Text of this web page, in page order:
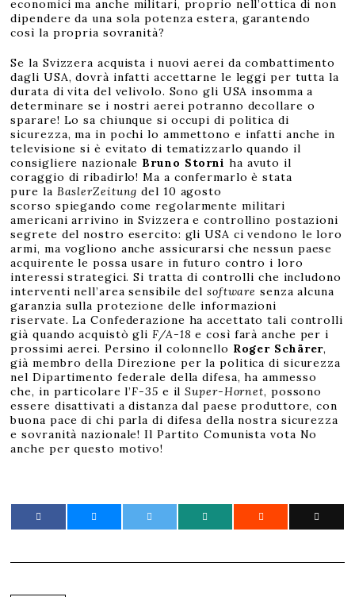
economici ma anche militari, proprio nell’ottica di non
dipendere da una sola potenza estera, garantendo
così la propria sovranità?
Se la Svizzera acquista i nuovi aerei da combattimento
dagli USA, dovrà infatti accettarne le leggi per tutta la
durata di vita del velivolo. Sono gli USA insomma a
determinare se i nostri aerei potranno decollare o
sparare! Lo sa chiunque si occupi di politica di
sicurezza, ma in pochi lo ammettono e infatti anche in
televisione si è evitato di tematizzarlo quando il
consigliere nazionale Bruno Storni ha avuto il
coraggio di ribadirlo! Ma a confermarlo è stata
pure la BaslerZeitung del 10 agosto
scorso spiegando come regolarmente militari
americani arrivino in Svizzera e controllino postazioni
segrete del nostro esercito: gli USA ci vendono le loro
armi, ma vogliono anche assicurarsi che nessun paese
acquirente le possa usare in futuro contro i loro
interessi strategici. Si tratta di controlli che includono
interventi nell’area sensibile del software senza alcuna
garanzia sulla protezione delle informazioni
riservate. La Confederazione ha accettato tali controlli
già quando acquistò gliF/A-18 e così farà anche per i
prossimi aerei. Persino il colonnello Roger Schärer,
già membro della Direzione per la politica di sicurezza
nel Dipartimento federale della difesa, ha ammesso
che, in particolare l’F-35 e ilSuper-Hornet, possono
essere disattivati a distanza dal paese produttore, con
buona pace di chi parla di difesa della nostra sicurezza
e sovranità nazionale! Il Partito Comunista vota No
anche per questo motivo!